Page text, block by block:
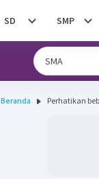
SD SMP
Beranda